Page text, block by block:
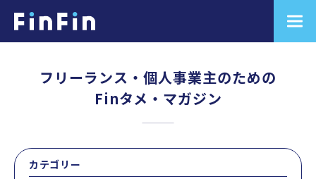
フリーランス・個人事業主のための
Finタメ・マガジン
カテゴリー